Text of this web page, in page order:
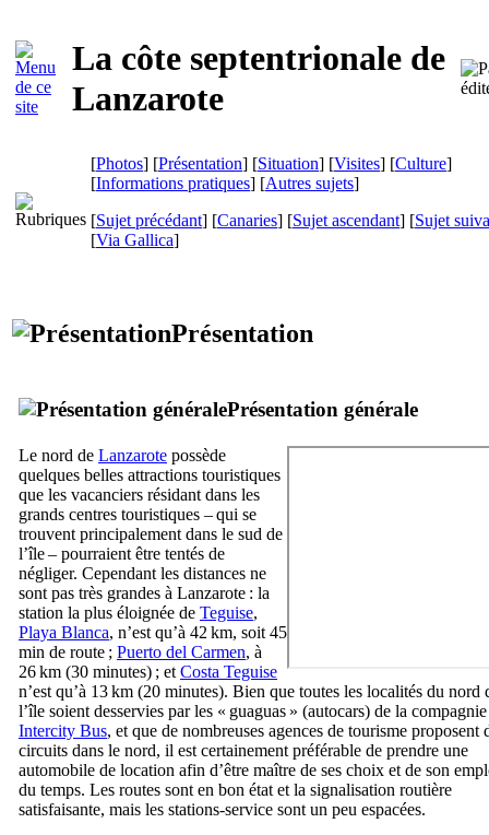
La côte septentrionale de
Lanzarote
[Photos] [Présentation] [Situation] [Visites] [Culture]
[Informations pratiques] [Autres sujets]
[Sujet précédant] [Canaries] [Sujet ascendant] [Sujet
[Via Gallica]
Présentation
Présentation générale
Le nord de Lanzarote possède
quelques belles attractions touristiques
que les vacanciers résidant dans les
grands centres touristiques – qui se
trouvent principalement dans le sud de
l’île – pourraient être tentés de
négliger. Cependant les distances ne
sont pas très grandes à Lanzarote : la
station la plus éloignée de Teguise,
Playa Blanca, n’est qu’à 42 km, soit 45
min de route ; Puerto del Carmen, à
26 km (30 minutes) ; et Costa Teguise
n’est qu’à 13 km (20 minutes). Bien que toutes les localités du nord
l’île soient desservies par les « guaguas » (autocars) de la compagnie
Intercity Bus, et que de nombreuses agences de tourisme proposent
circuits dans le nord, il est certainement préférable de prendre une
automobile de location afin d’être maître de ses choix et de son
du temps. Les routes sont en bon état et la signalisation routière
satisfaisante, mais les stations-service sont un peu espacées.